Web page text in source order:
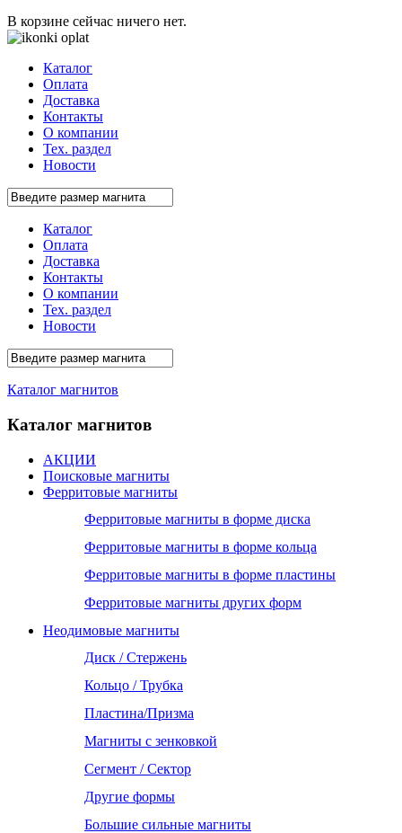
В корзине сейчас ничего нет.
Каталог
Оплата
Доставка
Контакты
О компании
Тех. раздел
Новости
Каталог
Оплата
Доставка
Контакты
О компании
Тех. раздел
Новости
Каталог магнитов
Каталог магнитов
АКЦИИ
Поисковые магниты
Ферритовые магниты
Ферритовые магниты в форме диска
Ферритовые магниты в форме кольца
Ферритовые магниты в форме пластины
Ферритовые магниты других форм
Неодимовые магниты
Диск / Стержень
Кольцо / Трубка
Пластина/Призма
Магниты с зенковкой
Сегмент / Сектор
Другие формы
Большие сильные магниты